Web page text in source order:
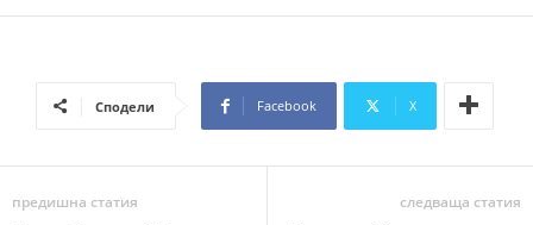
Сподели Facebook X
предишна статия следваща статия